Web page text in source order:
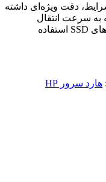
دقت ویژه‌ای داشته
به سرعت انتقال
اطلاعات اهمیت ویژه‌ای می‌دهند، از درایوهای SSD استفاده
هارد سرور HP